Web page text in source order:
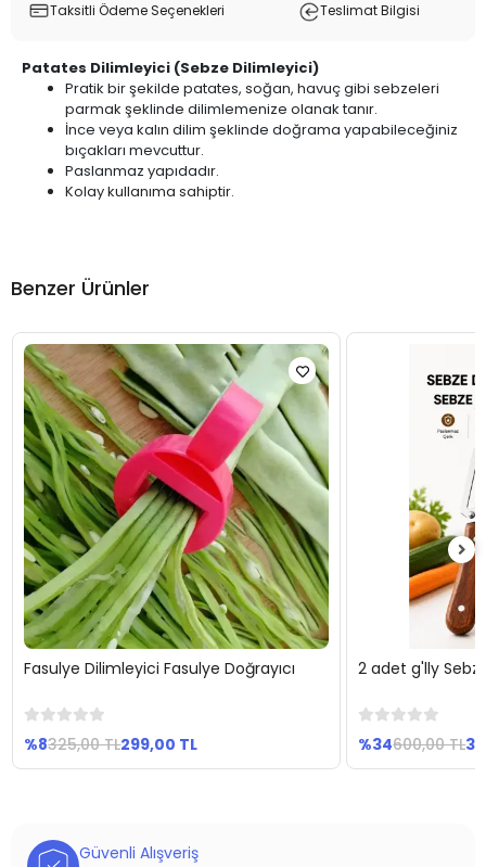
Taksitli Ödeme Seçenekleri Teslimat Bilgisi
Patates Dilimleyici (Sebze Dilimleyici)
Pratik bir şekilde patates, soğan, havuç gibi sebzeleri
parmak şeklinde dilimlemenize olanak tanır.
İnce veya kalın dilim şeklinde doğrama yapabileceğiniz
bıçakları mevcuttur.
Paslanmaz yapıdadır.
Kolay kullanıma sahiptir.
Benzer Ürünler
Sepete Ekle
Fasulye Dilimleyici Fasulye Doğrayıcı
%8325,00 TL299,00 TL
2 adet g'lly
%34600,00 TL
Güvenli Alışveriş